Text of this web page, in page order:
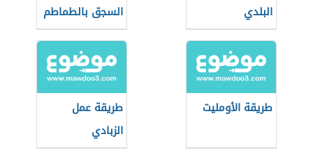
البلدي
السجق بالطماطم
طريقة الأومليت
طريقة عمل
الزبادي